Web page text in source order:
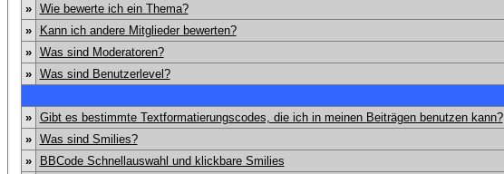
»
Wie bewerte ich ein Thema?
»
Kann ich andere Mitglieder bewerten?
»
Was sind Moderatoren?
»
Was sind Benutzerlevel?
»
Gibt es bestimmte Textformatierungscodes, die ich in meinen Beiträgen benutzen kann?
»
Was sind Smilies?
»
BBCode Schnellauswahl und klickbare Smilies